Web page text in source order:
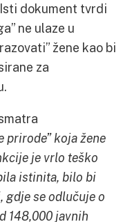
dokument tvrdi
ne ulaze u
žene kao bi
za
prirode” koja žene
je vrlo teško
istinita, bilo bi
gdje se odlučuje o
148,000 javnih